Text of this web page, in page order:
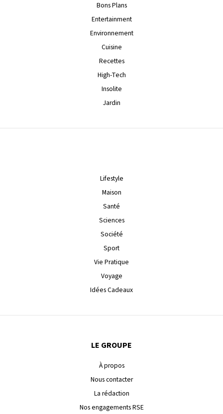
Bons Plans
Entertainment
Environnement
Cuisine
Recettes
High-Tech
Insolite
Jardin
Lifestyle
Maison
Santé
Sciences
Société
Sport
Vie Pratique
Voyage
Idées Cadeaux
LE GROUPE
À propos
Nous contacter
La rédaction
Nos engagements RSE